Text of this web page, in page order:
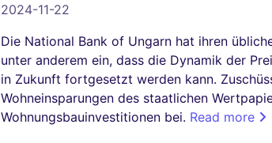
2024-11-22
Die National Bank of Ungarn hat ihren
unter anderem ein, dass die Dynamik der
in Zukunft fortgesetzt werden kann.
Wohneinsparungen des staatlichen
Wohnungsbauinvestitionen bei. Read more